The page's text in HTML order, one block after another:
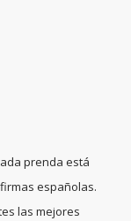
prenda está
españolas.
las mejores